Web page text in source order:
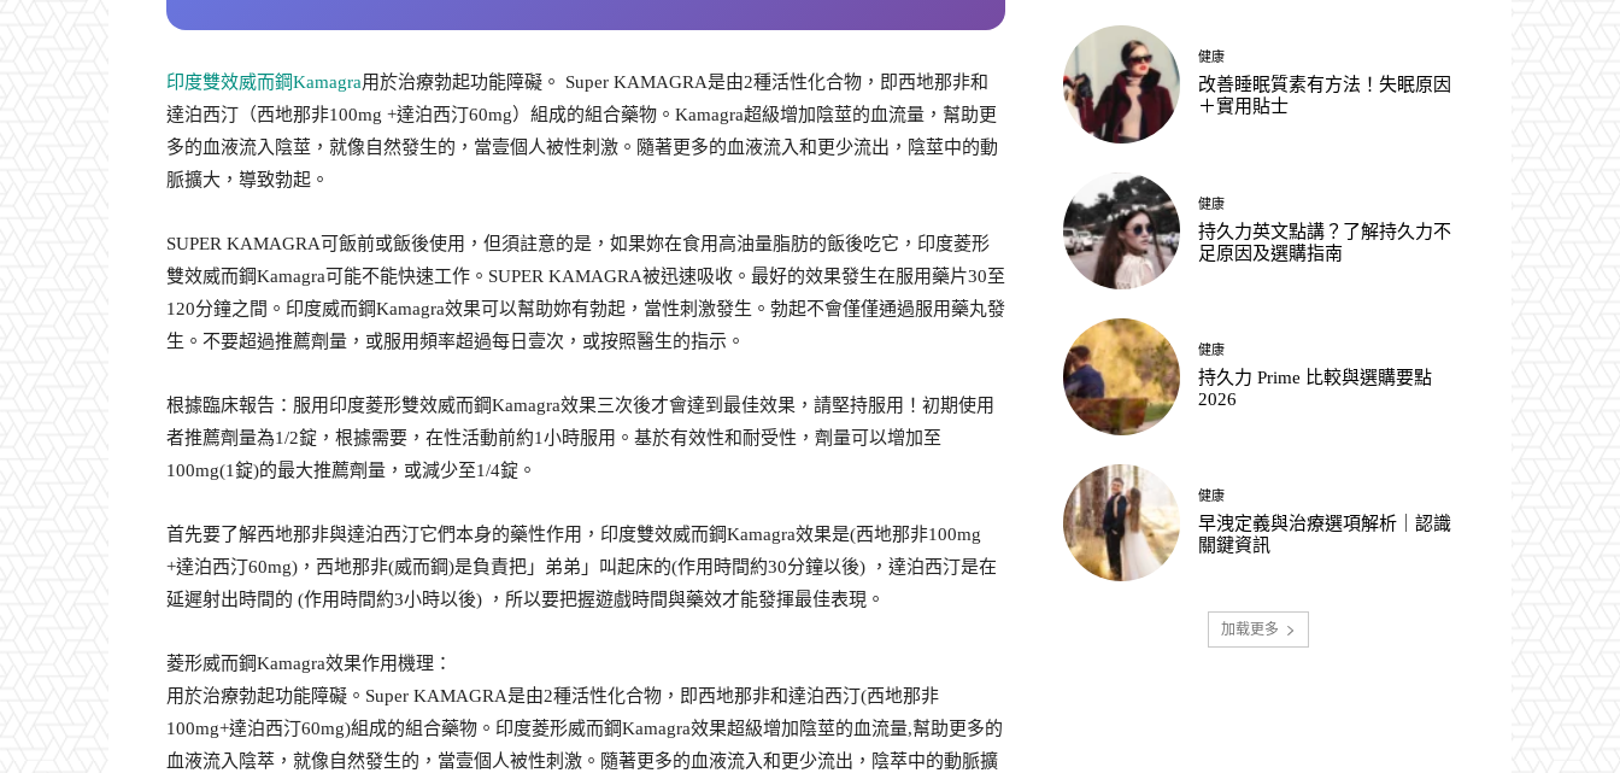
印度雙效威而鋼Kamagra用於治療勃起功能障礙。 Super KAMAGRA是由2種活性化合物，即西地那非和
達泊西汀（西地那非100mg +達泊西汀60mg）組成的組合藥物。Kamagra超級增加陰莖的血流量，幫助更
多的血液流入陰莖，就像自然發生的，當壹個人被性刺激。隨著更多的血液流入和更少流出，陰莖中的動
脈擴大，導致勃起。
SUPER KAMAGRA可飯前或飯後使用，但須註意的是，如果妳在食用高油量脂肪的飯後吃它，印度菱形
雙效威而鋼Kamagra可能不能快速工作。SUPER KAMAGRA被迅速吸收。最好的效果發生在服用藥片30至
120分鐘之間。印度威而鋼Kamagra效果可以幫助妳有勃起，當性刺激發生。勃起不會僅僅通過服用藥丸發
生。不要超過推薦劑量，或服用頻率超過每日壹次，或按照醫生的指示。
根據臨床報告：服用印度菱形雙效威而鋼Kamagra效果三次後才會達到最佳效果，請堅持服用！初期使用
者推薦劑量為1/2錠，根據需要，在性活動前約1小時服用。基於有效性和耐受性，劑量可以增加至
100mg(1錠)的最大推薦劑量，或減少至1/4錠。
首先要了解西地那非與達泊西汀它們本身的藥性作用，印度雙效威而鋼Kamagra效果是(西地那非100mg
+達泊西汀60mg)，西地那非(威而鋼)是負責把」弟弟」叫起床的(作用時間約30分鐘以後) ，達泊西汀是在
延遲射出時間的 (作用時間約3小時以後) ，所以要把握遊戲時間與藥效才能發揮最佳表現。
菱形威而鋼Kamagra效果作用機理：
用於治療勃起功能障礙。Super KAMAGRA是由2種活性化合物，即西地那非和達泊西汀(西地那非
100mg+達泊西汀60mg)組成的組合藥物。印度菱形威而鋼Kamagra效果超級增加陰莖的血流量,幫助更多的
血液流入陰萃，就像自然發生的，當壹個人被性刺激。隨著更多的血液流入和更少流出，陰萃中的動脈擴
健康
改善睡眠質素有方法！失眠原因
＋實用貼士
健康
持久力英文點講？了解持久力不
足原因及選購指南
健康
持久力 Prime 比較與選購要點
2026
健康
早洩定義與治療選項解析｜認識
關鍵資訊
加载更多